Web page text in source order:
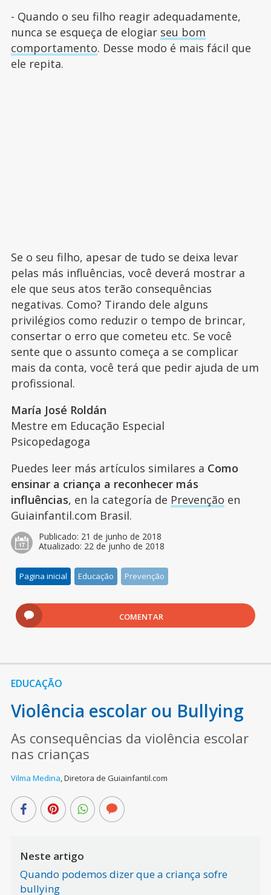
- Quando o seu filho reagir adequadamente,
nunca se esqueça de elogiar seu bom
comportamento. Desse modo é mais fácil que
ele repita.
Se o seu filho, apesar de tudo se deixa levar
pelas más influências, você deverá mostrar a
ele que seus atos terão consequências
negativas. Como? Tirando dele alguns
privilégios como reduzir o tempo de brincar,
consertar o erro que cometeu etc. Se você
sente que o assunto começa a se complicar
mais da conta, você terá que pedir ajuda de um
profissional.
María José Roldán
Mestre em Educação Especial
Psicopedagoga
Puedes leer más artículos similares a Como
ensinar a criança a reconhecer más
influências, en la categoría de Prevenção en
Guiainfantil.com Brasil.
Publicado: 21 de junho de 2018
Atualizado: 22 de junho de 2018
Pagina inicial Educação Prevenção
COMENTAR
EDUCAÇÃO
Violência escolar ou Bullying
As consequências da violência escolar
nas crianças
Vilma Medina,Diretora de Guiainfantil.com
Neste artigo
Quando podemos dizer que a criança sofre
bullying